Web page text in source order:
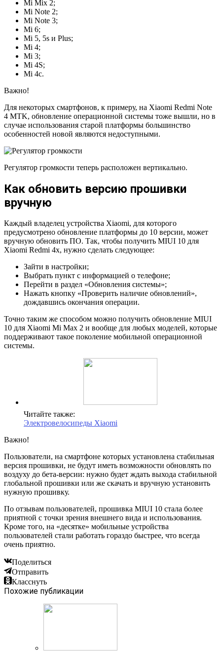
Mi Mix 2;
Mi Note 2;
Mi Note 3;
Mi 6;
Mi 5, 5s и Plus;
Mi 4;
Mi 3;
Mi 4S;
Mi 4c.
Важно!
Для некоторых смартфонов, к примеру, на Xiaomi Redmi Note
4 MTK, обновление операционной системы тоже вышли, но в
случае использования старой платформы большинство
особенностей новой являются недоступными.
Регулятор громкости теперь расположен вертикально.
Как обновить версию прошивки
вручную
Каждый владелец устройства Xiaomi, для которого
предусмотрено обновление платформы до 10 версии, может
вручную обновить ПО. Так, чтобы получить MIUI 10 для
Xiaomi Redmi 4x, нужно сделать следующее:
Зайти в настройки;
Выбрать пункт с информацией о телефоне;
Перейти в раздел «Обновления системы»;
Нажать кнопку «Проверить наличие обновлений»,
дождавшись окончания операции.
Точно таким же способом можно получить обновление MIUI
10 для Xiaomi Mi Max 2 и вообще для любых моделей, которые
поддерживают такое поколение мобильной операционной
системы.
Читайте также:
Электровелосипеды Xiaomi
Важно!
Пользователи, на смартфоне которых установлена стабильная
версия прошивки, не будут иметь возможности обновлять по
воздуху до бета-версии: нужно будет ждать выхода стабильной
глобальной прошивки или же скачать и вручную установить
нужную прошивку.
По отзывам пользователей, прошивка MIUI 10 стала более
приятной с точки зрения внешнего вида и использования.
Кроме того, на «десятке» мобильные устройства
пользователей стали работать гораздо быстрее, что всегда
очень приятно.
Поделиться
Отправить
Класснуть
Похожие публикации